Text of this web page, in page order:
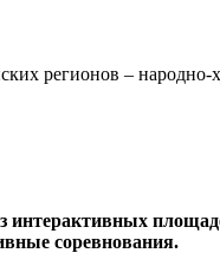
регионов –
интерактивных
соревнования.